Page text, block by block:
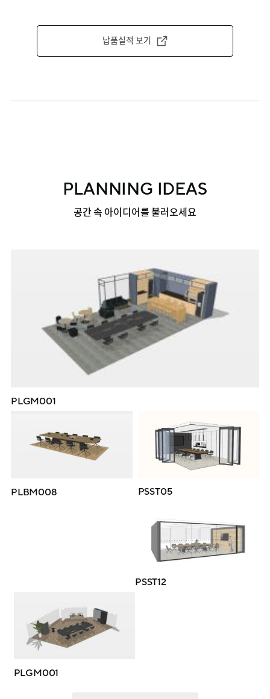
납품실적 보기
PLANNING IDEAS
공간 속 아이디어를 불러오세요
PLGM001
PLBM008 PSST05
PSST12
PLGM001